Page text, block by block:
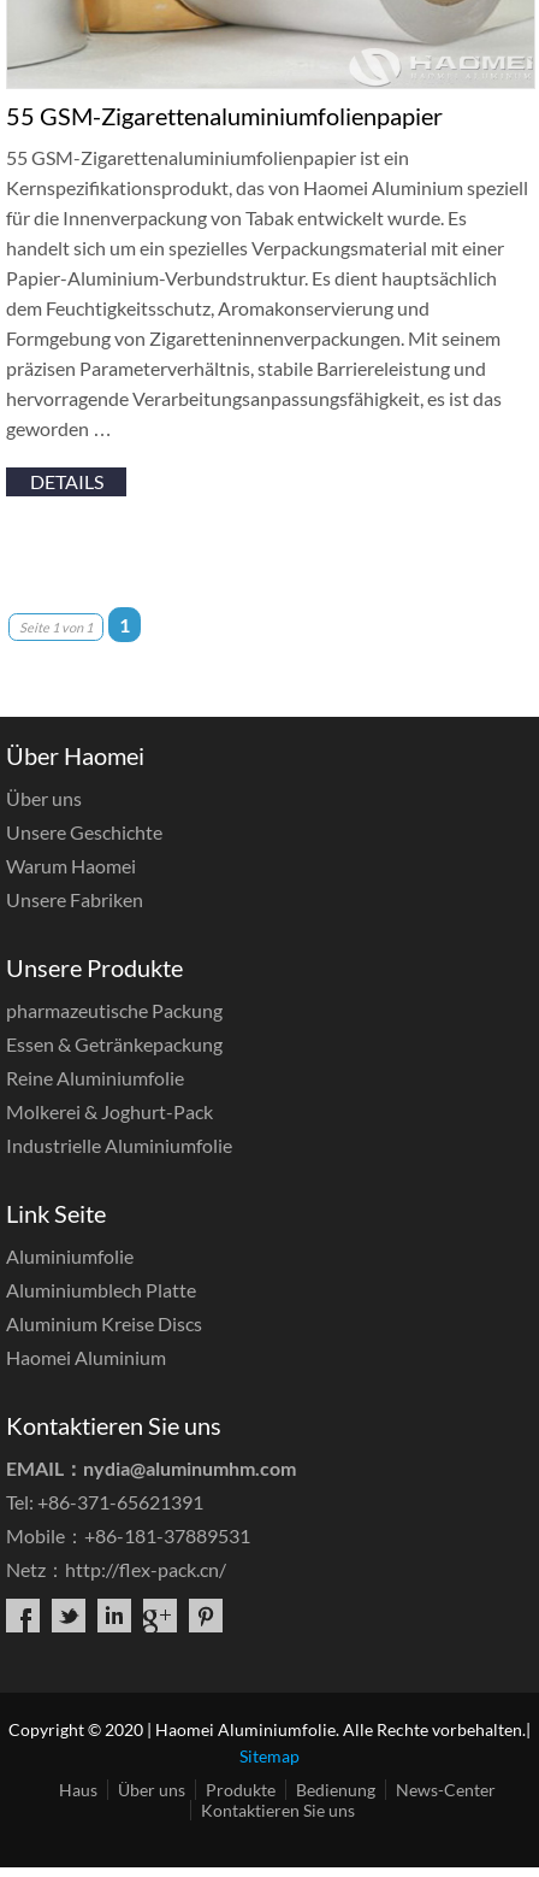
55 GSM-Zigarettenaluminiumfolienpapier
55 GSM-Zigarettenaluminiumfolienpapier ist ein
Kernspezifikationsprodukt, das von Haomei Aluminium speziell
für die Innenverpackung von Tabak entwickelt wurde. Es
handelt sich um ein spezielles Verpackungsmaterial mit einer
Papier-Aluminium-Verbundstruktur. Es dient hauptsächlich
dem Feuchtigkeitsschutz, Aromakonservierung und
Formgebung von Zigaretteninnenverpackungen. Mit seinem
präzisen Parameterverhältnis, stabile Barriereleistung und
hervorragende Verarbeitungsanpassungsfähigkeit, es ist das
geworden …
DETAILS
Seite 1 von 1 1
Über Haomei
Über uns
Unsere Geschichte
Warum Haomei
Unsere Fabriken
Unsere Produkte
pharmazeutische Packung
Essen & Getränkepackung
Reine Aluminiumfolie
Molkerei & Joghurt-Pack
Industrielle Aluminiumfolie
Link Seite
Aluminiumfolie
Aluminiumblech Platte
Aluminium Kreise Discs
Haomei Aluminium
Kontaktieren Sie uns
EMAIL： nydia@aluminumhm.com
Tel: +86-371-65621391
Mobile：+86-181-37889531
Netz： http://flex-pack.cn/
Copyright © 2020 | Haomei Aluminiumfolie. Alle Rechte vorbehalten.|
Sitemap
Haus
Über uns Produkte Bedienung
News-Center
Kontaktieren Sie uns